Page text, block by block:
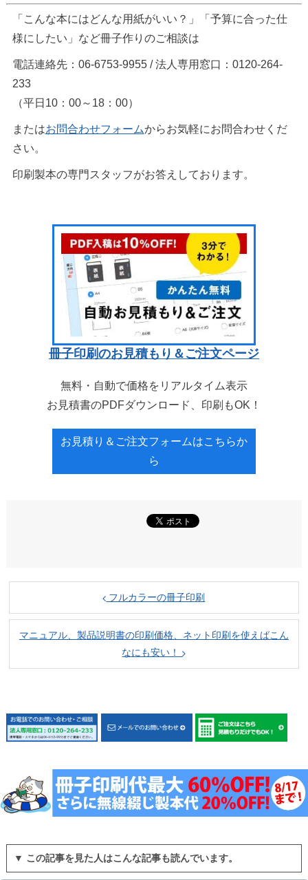
「こんな本にはどんな用紙がいい？」「予算に合った仕
様にしたい」など冊子作りのご相談は
電話連絡先：06-6753-9955 / 法人専用窓口：0120-264-
233
（平日10：00～18：00）
またはお問合わせフォームからお気軽にお問合わせくだ
さい。
印刷製本の専門スタッフがお答えしております。
冊子印刷のお見積もり＆ご注文ページ
無料・自動で価格をリアルタイム表示
お見積書のPDFダウンロード、印刷もOK！
お見積り＆ご注文フォームはこちらか
ら
フルカラーの冊子印刷
マニュアル、製品説明書の印刷価格、ネット印刷を使えばこん
なにも安い！
▼ この記事を見た人はこんな記事も読んでいます。